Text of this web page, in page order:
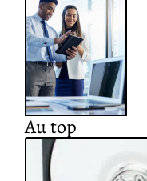
Au top